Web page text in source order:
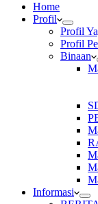
Home
Profil
Profil
Profil
Binaan
Informasi